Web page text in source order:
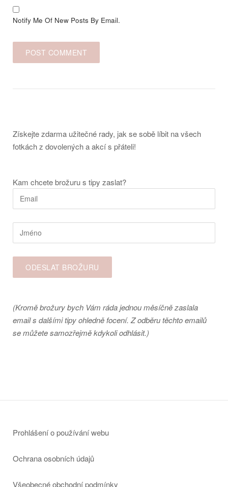
Notify Me Of New Posts By Email.
Získejte zdarma užitečné rady, jak se sobě líbit na všech
fotkách z dovolených a akcí s přáteli!
Kam chcete brožuru s tipy zaslat?
(Kromě brožury bych Vám ráda jednou měsíčně zaslala
email s dalšími tipy ohledně focení. Z odběru těchto emailů
se můžete samozřejmě kdykoli odhlásit.)
Prohlášení o používání webu
Ochrana osobních údajů
Všeobecné obchodní podmínky